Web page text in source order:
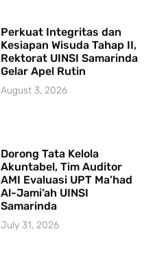
Perkuat Integritas dan
Kesiapan Wisuda Tahap II,
Rektorat UINSI Samarinda
Gelar Apel Rutin
August 3, 2026
Dorong Tata Kelola
Akuntabel, Tim Auditor
AMI Evaluasi UPT Ma’had
Al-Jami’ah UINSI
Samarinda
July 31, 2026